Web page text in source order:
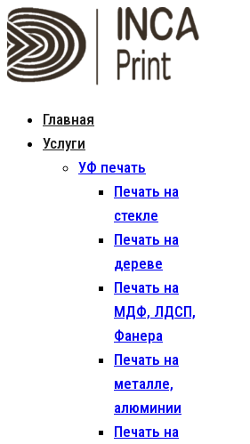
Главная
Услуги
УФ печать
Печать на
стекле
Печать на
дереве
Печать на
МДФ, ЛДСП,
Фанера
Печать на
металле,
алюминии
Печать на